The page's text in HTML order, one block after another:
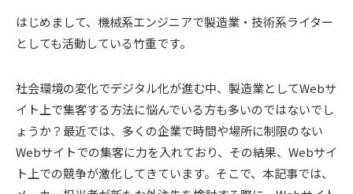
はじめまして、機械系エンジニアで製造業・技術系ライター
としても活動している竹重です。
社会環境の変化でデジタル化が進む中、製造業としてWebサ
イト上で集客する方法に悩んでいる方も多いのではないでし
ょうか？最近では、多くの企業で時間や場所に制限のない
Webサイトでの集客に力を入れており、その結果、Webサイ
ト上での競争が激化してきています。そこで、本記事では、